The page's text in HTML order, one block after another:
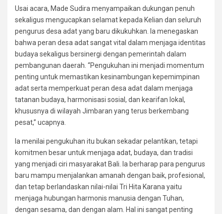
Usai acara, Made Sudira menyampaikan dukungan penuh
sekaligus mengucapkan selamat kepada Kelian dan seluruh
pengurus desa adat yang baru dikukuhkan. Ia menegaskan
bahwa peran desa adat sangat vital dalam menjaga identitas
budaya sekaligus bersinergi dengan pemerintah dalam
pembangunan daerah. “Pengukuhan ini menjadi momentum
penting untuk memastikan kesinambungan kepemimpinan
adat serta memperkuat peran desa adat dalam menjaga
tatanan budaya, harmonisasi sosial, dan kearifan lokal,
khususnya di wilayah Jimbaran yang terus berkembang
pesat,” ucapnya.
Ia menilai pengukuhan itu bukan sekadar pelantikan, tetapi
komitmen besar untuk menjaga adat, budaya, dan tradisi
yang menjadi ciri masyarakat Bali. Ia berharap para pengurus
baru mampu menjalankan amanah dengan baik, profesional,
dan tetap berlandaskan nilai-nilai Tri Hita Karana yaitu
menjaga hubungan harmonis manusia dengan Tuhan,
dengan sesama, dan dengan alam. Hal ini sangat penting